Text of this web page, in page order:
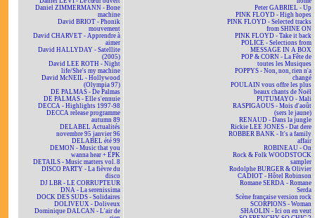
Daniel ZIMMERMANN - Bone
machine
David BRIOT - Phonik
mouvement
David CHARVET - Apprendre à
aimer
David HALLYDAY - Satellite
(2005)
David LEE ROTH - Night
life/She's my machine
David McNEIL - Hollywood
(Olympia 97)
DE PALMAS - De Palmas
DE PALMAS - Elle s'ennuie
DECCA - Highlights 1997-98
DECCA release programme
autumn 89
DELABEL Actualités
novembre 95 janvier 96
DELABEL été 99
DEMON - Music that you
wanna hear + EPK
DETAILS - Music matters vol. 8
DISCO PARTY - La fièvre du
disco
DJ LBR - LE CORRUPTEUR
DNA - La serenissima
DOCK DES SUDS - Solidaires
DOLIVEUX - Doliveux
Dominique DALCAN - L'air de
Peter GABRIEL - Up
PINK FLOYD - High hopes
PINK FLOYD - Selected tracks
from SHINE ON
PINK FLOYD - Take it back
POLICE - Selections from
MESSAGE IN A BOX
POP & CORN - La Fête de
toutes les Musiques
POPPYS - Non, non, rien n'a
changé
POULAIN vous offre les plus
beaux chants de Noël
PUTUMAYO - Mali
RASPIGAOUS - Mois d'août
(sers le jaune)
RENAUD - Dans la jungle
Rickie LEE JONES - Dat dere
ROBBER BANK - It's a family
affair
ROBINEAU - On
Rock & Folk WOODSTOCK
sampler
Rodolphe BURGER & Olivier
CADIOT - Hôtel Robinson
Romane SERDA - Romane
Serda
Scène française version rock
SCORPIONS - Woman
SHAOLIN - Ici on en veut